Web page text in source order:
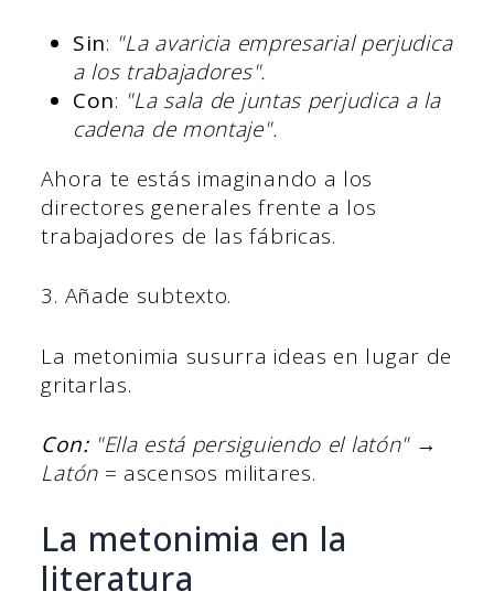
Sin: "La avaricia empresarial perjudica
a los trabajadores".
Con: "La sala de juntas perjudica a la
cadena de montaje".
Ahora te estás imaginando a los
directores generales frente a los
trabajadores de las fábricas.
3. Añade subtexto.
La metonimia susurra ideas en lugar de
gritarlas.
Con:"Ella está persiguiendo el latón"→
Latón= ascensos militares.
La metonimia en la
literatura